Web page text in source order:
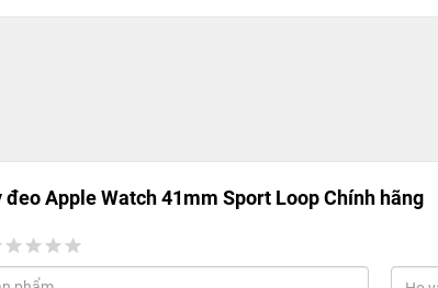
đeo Apple Watch 41mm Sport Loop Chính hãng